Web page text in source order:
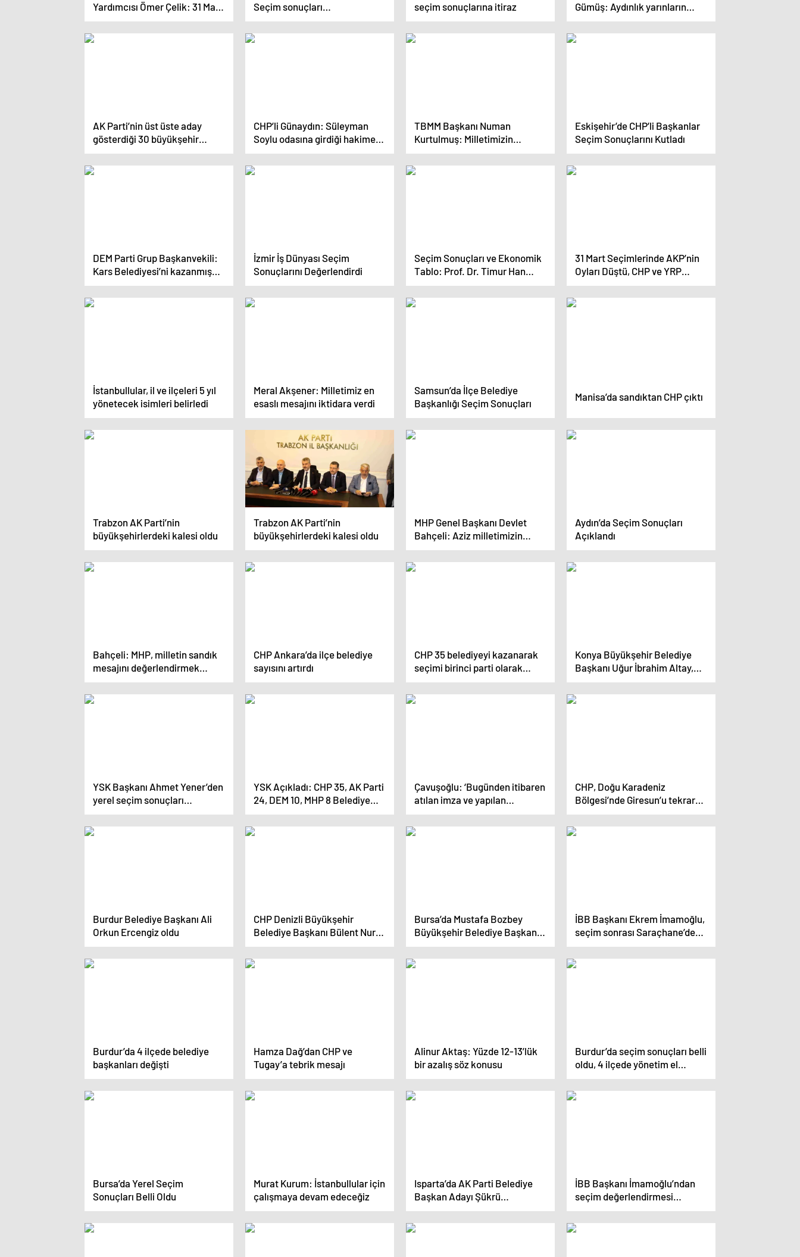
Yardımcısı Ömer Çelik: 31 Mart
seçimleri bir dönüm noktası
olacak
Seçim sonuçları
değerlendirildi
seçim sonuçlarına itiraz
Gümüş: Aydınlık yarınların
mimarları gençlerse, gençlerin
de bu ülke hakkında söz sahibi
olması gerekir
AK Parti’nin üst üste aday
gösterdiği 30 büyükşehir
seçimlerini kaybeden Mustafa
Savaş sessiz kaldı
CHP’li Günaydın: Süleyman
Soylu odasına girdiği hakime
‘Beni gördüğünüzde niye
ayağa kalkmadınız’ dedi
TBMM Başkanı Numan
Kurtulmuş: Milletimizin
kararına saygı göstermek
Türkiye’nin olgun
demokrasisinin işaretidir
Eskişehir’de CHP’li Başkanlar
Seçim Sonuçlarını Kutladı
DEM Parti Grup Başkanvekili:
Kars Belediyesi’ni kazanmış
gibi görünen MHP’nin hiçbir
meşruiyeti yok
İzmir İş Dünyası Seçim
Sonuçlarını Değerlendirdi
Seçim Sonuçları ve Ekonomik
Tablo: Prof. Dr. Timur Han
Gür’den Değerlendirme
31 Mart Seçimlerinde AKP’nin
Oyları Düştü, CHP ve YRP
Şehirleri Kazandı
İstanbullular, il ve ilçeleri 5 yıl
yönetecek isimleri belirledi
Meral Akşener: Milletimiz en
esaslı mesajını iktidara verdi
Samsun’da İlçe Belediye
Başkanlığı Seçim Sonuçları
Manisa’da sandıktan CHP çıktı
Trabzon AK Parti’nin
büyükşehirlerdeki kalesi oldu
Trabzon AK Parti’nin
büyükşehirlerdeki kalesi oldu
MHP Genel Başkanı Devlet
Bahçeli: Aziz milletimizin
sandık vasıtasıyla verdiği
mesaj mühimdir
Aydın’da Seçim Sonuçları
Açıklandı
Bahçeli: MHP, milletin sandık
mesajını değerlendirmek
üzere kolları sıvadı
CHP Ankara’da ilçe belediye
sayısını artırdı
CHP 35 belediyeyi kazanarak
seçimi birinci parti olarak
tamamladı
Konya Büyükşehir Belediye
Başkanı Uğur İbrahim Altay,
Seçim Sonuçlarını
Değerlendirdi
YSK Başkanı Ahmet Yener’den
yerel seçim sonuçları
açıklaması
YSK Açıkladı: CHP 35, AK Parti
24, DEM 10, MHP 8 Belediye
Kazandı
Çavuşoğlu: ‘Bugünden itibaren
atılan imza ve yapılan
ödemelerden personel
sorumludur’
CHP, Doğu Karadeniz
Bölgesi’nde Giresun’u tekrar
aldı
Burdur Belediye Başkanı Ali
Orkun Ercengiz oldu
CHP Denizli Büyükşehir
Belediye Başkanı Bülent Nuri
Çavuşoğlu’ndan Ödeme Uyarısı
Bursa’da Mustafa Bozbey
Büyükşehir Belediye Başkanı
Seçildi
İBB Başkanı Ekrem İmamoğlu,
seçim sonrası Saraçhane’de
vatandaşlarla buluştu
Burdur’da 4 ilçede belediye
başkanları değişti
Hamza Dağ’dan CHP ve
Tugay’a tebrik mesajı
Alinur Aktaş: Yüzde 12-13’lük
bir azalış söz konusu
Burdur’da seçim sonuçları belli
oldu, 4 ilçede yönetim el
değiştirdi
Bursa’da Yerel Seçim
Sonuçları Belli Oldu
Murat Kurum: İstanbullular için
çalışmaya devam edeceğiz
Isparta’da AK Parti Belediye
Başkan Adayı Şükrü
Başdeğirmen Seçimi Kazandı
İBB Başkanı İmamoğlu’ndan
seçim değerlendirmesi
Açıklaması